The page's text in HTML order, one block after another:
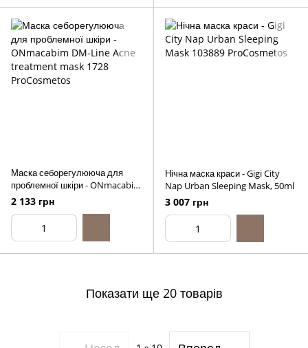
Маска себорегулююча для
проблемної шкіри - ONmacabim
DM-Line Acne treatment mask,
2 133 грн
Нічна маска краси - Gigi City
Nap Urban Sleeping Mask, 50ml
3 007 грн
Показати ще 20 товарів